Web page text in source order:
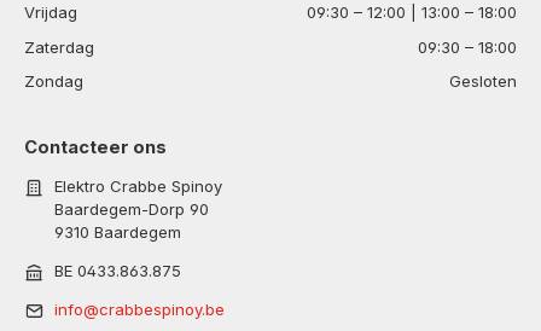
Vrijdag
09:30 – 12:00 | 13:00 – 18:00
Zaterdag
09:30 – 18:00
Zondag
Gesloten
Contacteer ons
Elektro Crabbe Spinoy
Baardegem-Dorp 90
9310 Baardegem
BE 0433.863.875
info@crabbespinoy.be